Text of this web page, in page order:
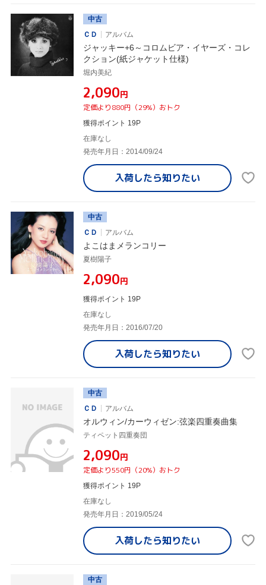
中古
ＣＤ
アルバム
ジャッキー+6～コロムビア・イヤーズ・コレ
クション(紙ジャケット仕様)
堀内美紀
¥2,090円
定価より880円（29%）おトク
獲得ポイント 19P
在庫なし
発売年月日：2014/09/24
入荷したら知りたい
中古
ＣＤ
アルバム
よこはまメランコリー
夏樹陽子
¥2,090円
獲得ポイント 19P
在庫なし
発売年月日：2016/07/20
入荷したら知りたい
中古
ＣＤ
アルバム
オルウィン/カーウィゼン:弦楽四重奏曲集
ティペット四重奏団
¥2,090円
定価より550円（20%）おトク
獲得ポイント 19P
在庫なし
発売年月日：2019/05/24
入荷したら知りたい
中古